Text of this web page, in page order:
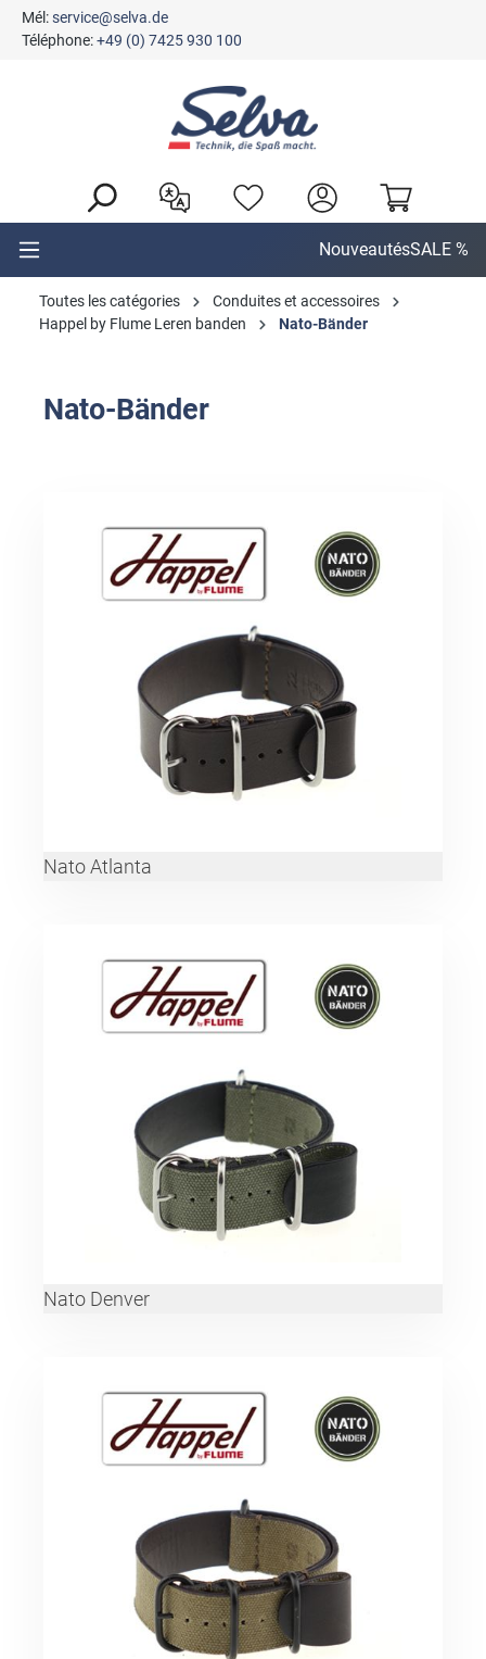
principal
Mél:service@selva.de
Téléphone:+49 (0) 7425 930 100
NouveautésSALE %
Toutes les catégories
Conduites et accessoires
Happel by Flume Leren banden
Nato-Bänder
Nato-Bänder
Nato Atlanta
Nato Denver